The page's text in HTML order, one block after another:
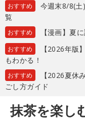
おすすめ
今週末8/8(
覧
おすすめ 【漫画】夏
おすすめ
【2026年版
もわかる！
おすすめ
【2026夏休
ごし方ガイド
抹茶を楽し